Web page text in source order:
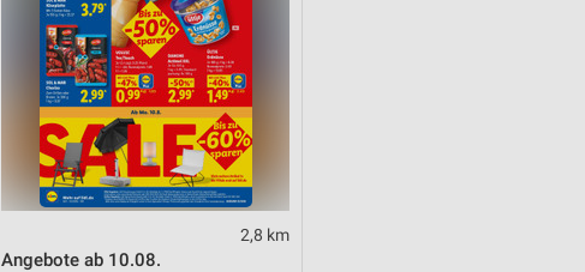
2,8 km
Angebote ab 10.08.